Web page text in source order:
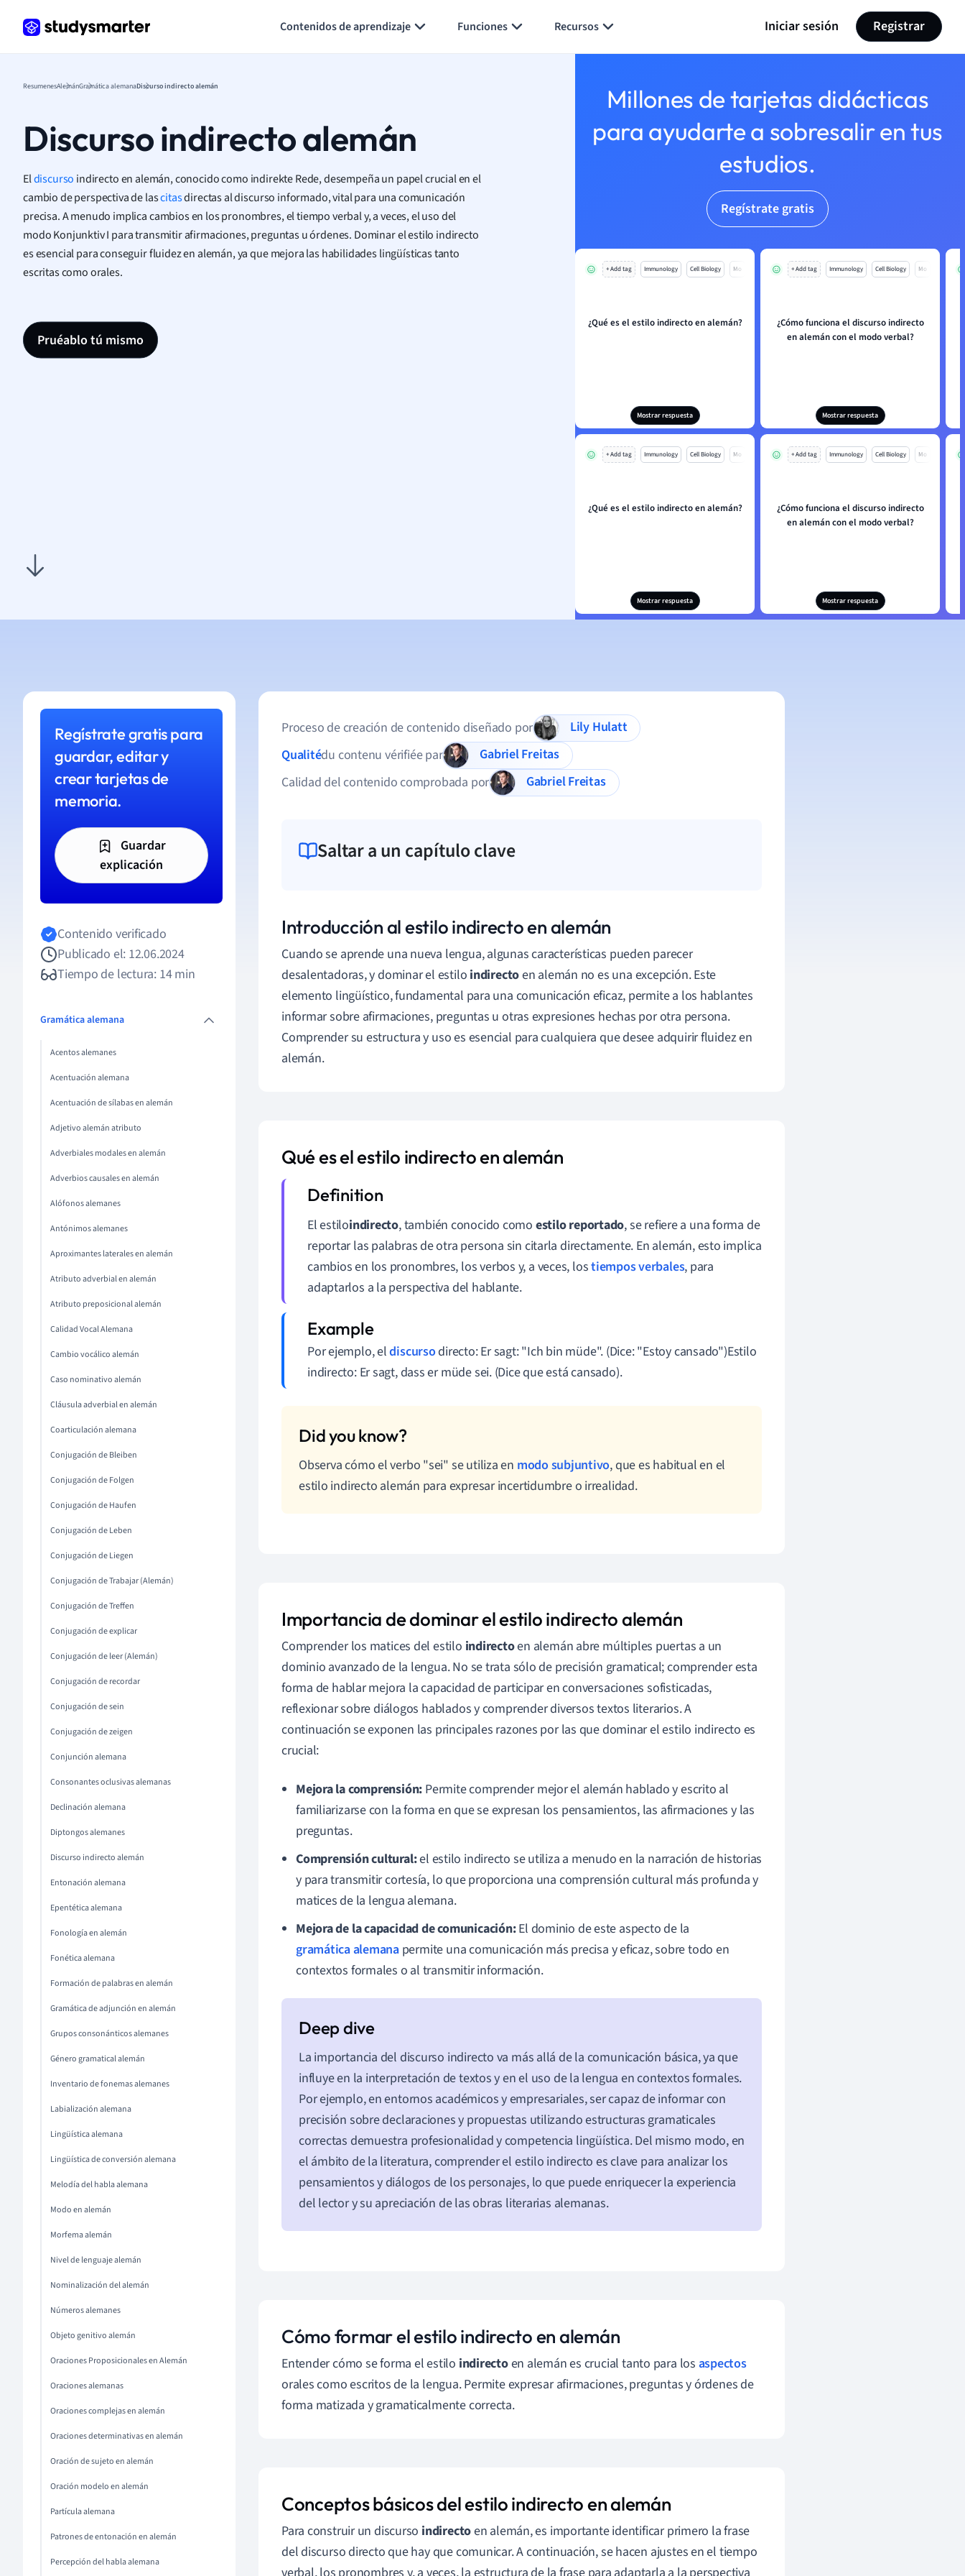
Contenidos de aprendizaje Funciones Recursos Iniciar sesión Registrar
ResumenesAlemánGramática alemanaDiscurso indirecto alemán
Discurso indirecto alemán
Eldiscurso indirecto en alemán, conocido como indirekte Rede, desempeña un papel crucial en el
cambio de perspectiva de lascitasdirectas al discurso informado, vital para una comunicación
precisa. A menudo implica cambios en los pronombres, el tiempo verbal y, a veces, el uso del
modo Konjunktiv I para transmitir afirmaciones, preguntas u órdenes. Dominar el estilo indirecto
es esencial para conseguir fluidez en alemán, ya que mejora las habilidades lingüísticas tanto
escritas como orales.
Pruéablo tú mismo
Millones de tarjetas didácticas
para ayudarte a sobresalir en tus
estudios.
Regístrate gratis
+ Add tag Immunology Cell Biology Mo
¿Qué es el estilo indirecto en alemán?
Mostrar respuesta
+ Add tag Immunology Cell Biology Mo
¿Cómo funciona el discurso indirecto
en alemán con el modo verbal?
Mostrar respuesta
+ Add tag Immunology Cell Biology Mo
¿Qué es el estilo indirecto en alemán?
Mostrar respuesta
+ Add tag Immunology Cell Biology Mo
¿Cómo funciona el discurso indirecto
en alemán con el modo verbal?
Mostrar respuesta
Regístrate gratis para
guardar, editar y
crear tarjetas de
memoria.
Guardar
explicación
Contenido verificado
Publicado el: 12.06.2024
Tiempo de lectura: 14 min
Gramática alemana
Acentos alemanes
Acentuación alemana
Acentuación de sílabas en alemán
Adjetivo alemán atributo
Adverbiales modales en alemán
Adverbios causales en alemán
Alófonos alemanes
Antónimos alemanes
Aproximantes laterales en alemán
Atributo adverbial en alemán
Atributo preposicional alemán
Calidad Vocal Alemana
Cambio vocálico alemán
Caso nominativo alemán
Cláusula adverbial en alemán
Coarticulación alemana
Conjugación de Bleiben
Conjugación de Folgen
Conjugación de Haufen
Conjugación de Leben
Conjugación de Liegen
Conjugación de Trabajar (Alemán)
Conjugación de Treffen
Conjugación de explicar
Conjugación de leer (Alemán)
Conjugación de recordar
Conjugación de sein
Conjugación de zeigen
Conjunción alemana
Consonantes oclusivas alemanas
Declinación alemana
Diptongos alemanes
Discurso indirecto alemán
Entonación alemana
Epentética alemana
Fonología en alemán
Fonética alemana
Formación de palabras en alemán
Gramática de adjunción en alemán
Grupos consonánticos alemanes
Género gramatical alemán
Inventario de fonemas alemanes
Labialización alemana
Lingüística alemana
Lingüística de conversión alemana
Melodía del habla alemana
Modo en alemán
Morfema alemán
Nivel de lenguaje alemán
Nominalización del alemán
Números alemanes
Objeto genitivo alemán
Oraciones Proposicionales en Alemán
Oraciones alemanas
Oraciones complejas en alemán
Oraciones determinativas en alemán
Oración de sujeto en alemán
Oración modelo en alemán
Partícula alemana
Patrones de entonación en alemán
Percepción del habla alemana
Proceso de creación de contenido diseñado por
Lily Hulatt
Qualitédu contenu vérifiée par
Gabriel Freitas
Calidad del contenido comprobada por
Gabriel Freitas
Saltar a un capítulo clave
Introducción al estilo indirecto en alemán
Cuando se aprende una nueva lengua, algunas características pueden parecer
desalentadoras, y dominar el estilo indirectoen alemán no es una excepción. Este
elemento lingüístico, fundamental para una comunicación eficaz, permite a los hablantes
informar sobre afirmaciones, preguntas u otras expresiones hechas por otra persona.
Comprender su estructura y uso es esencial para cualquiera que desee adquirir fluidez en
alemán.
Qué es el estilo indirecto en alemán
El estiloindirecto, también conocido como estilo reportado, se refiere a una forma de
reportar las palabras de otra persona sin citarla directamente. En alemán, esto implica
cambios en los pronombres, los verbos y, a veces, lostiempos verbales, para
adaptarlos a la perspectiva del hablante.
Por ejemplo, eldiscursodirecto: Er sagt: "Ich bin müde". (Dice: "Estoy cansado")Estilo
indirecto: Er sagt, dass er müde sei. (Dice que está cansado).
Observa cómo el verbo "sei" se utiliza en modo subjuntivo, que es habitual en el
estilo indirecto alemán para expresar incertidumbre o irrealidad.
Importancia de dominar el estilo indirecto alemán
Comprender los matices del estilo indirectoen alemán abre múltiples puertas a un
dominio avanzado de la lengua. No se trata sólo de precisión gramatical; comprender esta
forma de hablar mejora la capacidad de participar en conversaciones sofisticadas,
reflexionar sobre diálogos hablados y comprender diversos textos literarios. A
continuación se exponen las principales razones por las que dominar el estilo indirecto es
crucial:
Mejora la comprensión: Permite comprender mejor el alemán hablado y escrito al
familiarizarse con la forma en que se expresan los pensamientos, las afirmaciones y las
preguntas.
Comprensión cultural:el estilo indirecto se utiliza a menudo en la narración de historias
y para transmitir cortesía, lo que proporciona una comprensión cultural más profunda y
matices de la lengua alemana.
Mejora de la capacidad de comunicación:El dominio de este aspecto de la
gramática alemanapermite una comunicación más precisa y eficaz, sobre todo en
contextos formales o al transmitir información.
La importancia del discurso indirecto va más allá de la comunicación básica, ya que
influye en la interpretación de textos y en el uso de la lengua en contextos formales.
Por ejemplo, en entornos académicos y empresariales, ser capaz de informar con
precisión sobre declaraciones y propuestas utilizando estructuras gramaticales
correctas demuestra profesionalidad y competencia lingüística. Del mismo modo, en
el ámbito de la literatura, comprender el estilo indirecto es clave para analizar los
pensamientos y diálogos de los personajes, lo que puede enriquecer la experiencia
del lector y su apreciación de las obras literarias alemanas.
Cómo formar el estilo indirecto en alemán
Entender cómo se forma el estilo indirectoen alemán es crucial tanto para los aspectos
orales como escritos de la lengua. Permite expresar afirmaciones, preguntas y órdenes de
forma matizada y gramaticalmente correcta.
Conceptos básicos del estilo indirecto en alemán
Para construir un discurso indirectoen alemán, es importante identificar primero la frase
del discurso directo que hay que comunicar. A continuación, se hacen ajustes en el tiempo